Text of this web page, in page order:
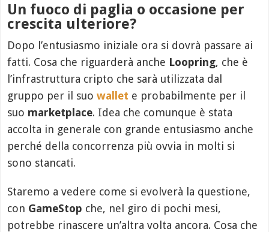
Un fuoco di paglia o occasione per
crescita ulteriore?
Dopo l’entusiasmo iniziale ora si dovrà passare ai
fatti. Cosa che riguarderà anche Loopring, che è
l’infrastruttura cripto che sarà utilizzata dal
gruppo per il suowallet e probabilmente per il
suo marketplace. Idea che comunque è stata
accolta in generale con grande entusiasmo anche
perché della concorrenza più ovvia in molti si
sono stancati.
Staremo a vedere come si evolverà la questione,
con GameStop che, nel giro di pochi mesi,
potrebbe rinascere un’altra volta ancora. Cosa che